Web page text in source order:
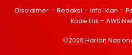
Disclaimer Redaksi Info Iklan
Kode Etik
AWS
©2026 Harian